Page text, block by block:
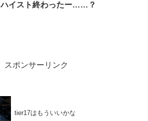
ハイスト終わったー……？
スポンサーリンク
tier17はもういいかな